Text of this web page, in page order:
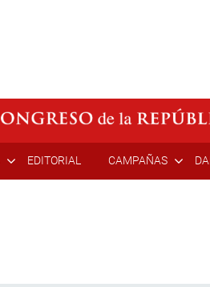
EDITORIAL CAMPAÑAS